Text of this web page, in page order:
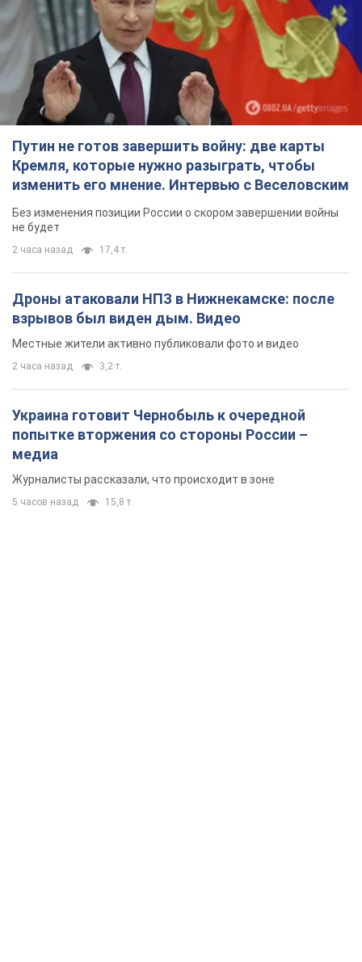
Путин не готов завершить войну: две карты
Кремля, которые нужно разыграть, чтобы
изменить его мнение. Интервью с Веселовским
Без изменения позиции России о скором завершении войны
не будет
2 часа назад 17,4 т.
Дроны атаковали НПЗ в Нижнекамске: после
взрывов был виден дым. Видео
Местные жители активно публиковали фото и видео
2 часа назад 3,2 т.
Украина готовит Чернобыль к очередной
попытке вторжения со стороны России –
медиа
Журналисты рассказали, что происходит в зоне
5 часов назад 15,8 т.